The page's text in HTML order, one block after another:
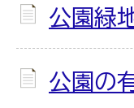
公園緑
公園の